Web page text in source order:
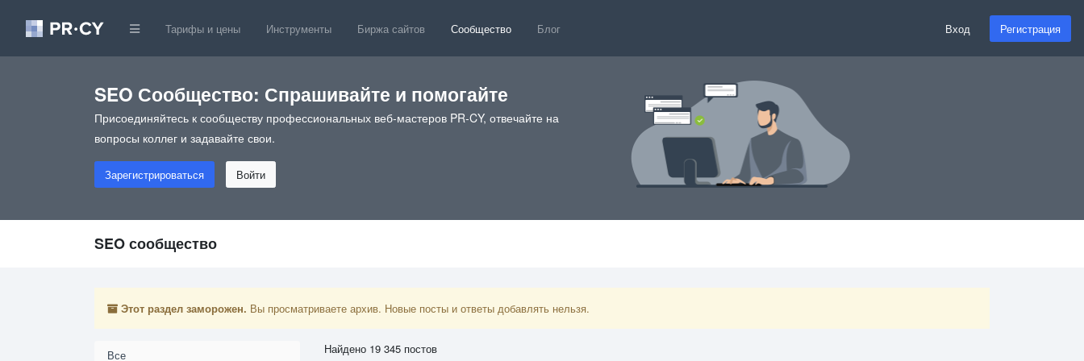
Тарифы и цены Инструменты Биржа сайтов Сообщество Блог Вход Регистрация
SEO Сообщество: Спрашивайте и помогайте
Присоединяйтесь к сообществу профессиональных веб-мастеров PR-CY, отвечайте на
вопросы коллег и задавайте свои.
Зарегистрироваться Войти
SEO сообщество
Этот раздел заморожен. Вы просматриваете архив. Новые посты и ответы добавлять нельзя.
Все Найдено 19 345 постов